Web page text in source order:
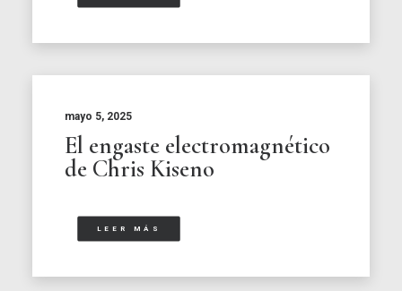
mayo 5, 2025
El engaste electromagnético
de Chris Kiseno
LEER MÁS